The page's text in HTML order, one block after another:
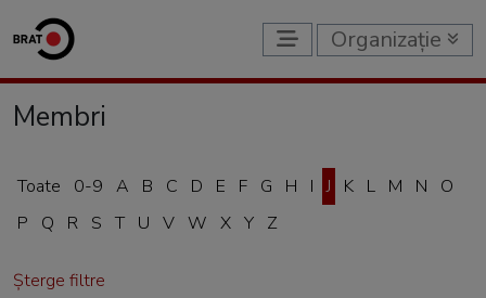
Organizație
Membri
Toate 0-9 A B C D E F G H I J K L M N
O
P
Q R S T U V W X Y Z
Șterge filtre